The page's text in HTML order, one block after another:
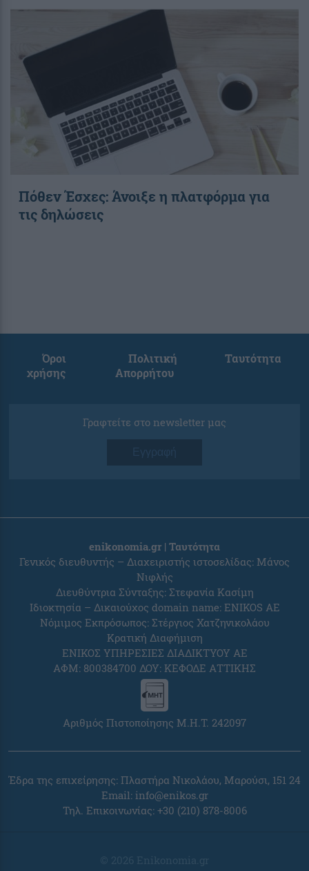
Πόθεν Έσχες: Άνοιξε η πλατφόρμα για
τις δηλώσεις
Όροι
χρήσης
Πολιτική
Απορρήτου
Ταυτότητα
Γραφτείτε στο newsletter μας
Εγγραφή
enikonomia.gr | Ταυτότητα
Γενικός διευθυντής – Διαχειριστής ιστοσελίδας: Μάνος
Νιφλής
Διευθύντρια Σύνταξης: Στεφανία Κασίμη
Ιδιοκτησία – Δικαιούχος domain name: ENIKOS AE
Νόμιμος Εκπρόσωπος: Στέργιος Χατζηνικολάου
Κρατική Διαφήμιση
ΕΝΙΚΟΣ ΥΠΗΡΕΣΙΕΣ ΔΙΑΔΙΚΤΥΟΥ ΑΕ
ΑΦΜ: 800384700 ΔΟΥ: ΚΕΦΟΔΕ ΑΤΤΙΚΗΣ
Αριθμός Πιστοποίησης Μ.Η.Τ. 242097
Έδρα της επιχείρησης: Πλαστήρα Νικολάου, Μαρούσι, 151 24
Email: info@enikos.gr
Τηλ. Επικοινωνίας: +30 (210) 878-8006